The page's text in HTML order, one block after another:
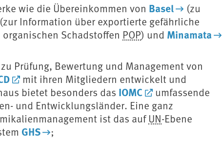
wie die Übereinkommen von Basel
(zu
(zur Information über exportierte gefährliche
Schadstoffen POP⁠) und Minamata
Prüfung, Bewertung und Management von
mit ihren Mitgliedern entwickelt und
bietet besonders das IOMC
umfassende
und Entwicklungsländer. Eine ganz
ist das auf UN⁠-Ebene
GHS
;